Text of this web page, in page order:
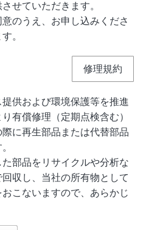
せていただきます。
のうえ、お申し込みくださ
。
修理規約
供および環境保護等を推進
有償修理（定期点検含む）
に再生部品または代替部品
部品をリサイクルや分析な
収し、当社の所有物として
こないますので、あらかじ